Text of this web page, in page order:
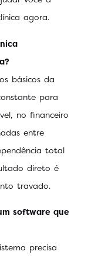
agora.
básicos da
para
no financeiro
entre
total
direto é
travado.
software que
precisa